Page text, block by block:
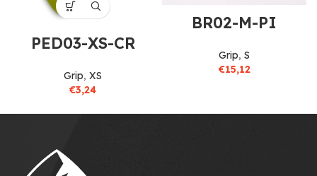
PED03-XS-CR
Grip, XS
€3,24
BR02-M-PI
Grip, S
€15,12